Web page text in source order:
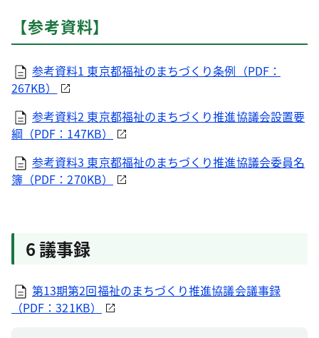
【参考資料】
参考資料1 東京都福祉のまちづくり条例（PDF：
267KB）
参考資料2 東京都福祉のまちづくり推進協議会設置要
綱（PDF：147KB）
参考資料3 東京都福祉のまちづくり推進協議会委員名
簿（PDF：270KB）
6 議事録
第13期第2回福祉のまちづくり推進協議会議事録
（PDF：321KB）